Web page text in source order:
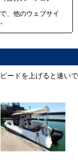
、他のウェブサイ
ードを上げると速いで